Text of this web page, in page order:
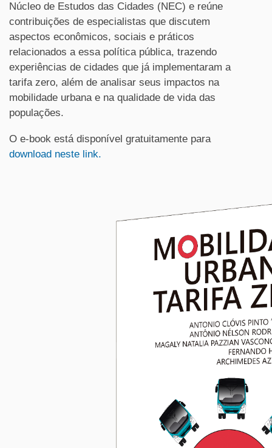
Núcleo de Estudos das Cidades (NEC) e reúne
contribuições de especialistas que discutem
aspectos econômicos, sociais e práticos
relacionados a essa política pública, trazendo
experiências de cidades que já implementaram a
tarifa zero, além de analisar seus impactos na
mobilidade urbana e na qualidade de vida das
populações.
O e-book está disponível gratuitamente para
download neste link.